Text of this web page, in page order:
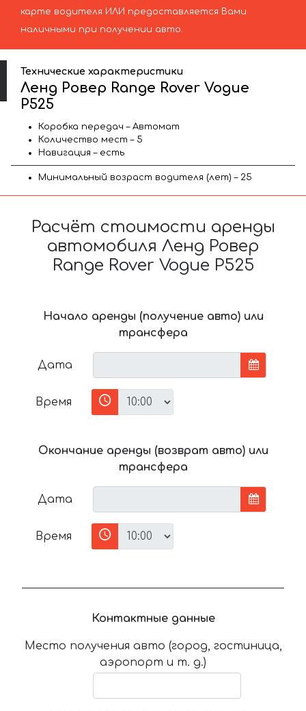
карте водителя ИЛИ предоставляется Вами
наличными при получении авто.
Технические характеристики
Ленд Ровер Range Rover Vogue
P525
Коробка передач – Автомат
Количество мест – 5
Навигация – есть
Минимальный возраст водителя (лет) – 25
Расчёт стоимости аренды
автомобиля Ленд Ровер
Range Rover Vogue P525
Начало аренды (получение авто) или
трансфера
Дата
Время
Окончание аренды (возврат авто) или
трансфера
Дата
Время
Контактные данные
Место получения авто (город, гостиница,
аэропорт и т. д.)